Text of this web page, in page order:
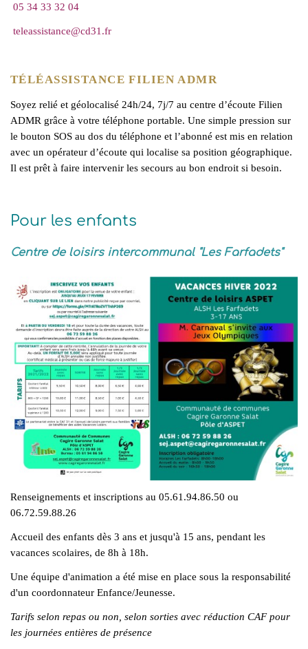
05 34 33 32 04
teleassistance@cd31.fr
TÉLÉASSISTANCE FILIEN ADMR
Soyez relié et géolocalisé 24h/24, 7j/7 au centre d’écoute Filien
ADMR grâce à votre téléphone portable. Une simple pression sur
le bouton SOS au dos du téléphone et l’abonné est mis en relation
avec un opérateur d’écoute qui localise sa position géographique.
Il est prêt à faire intervenir les secours au bon endroit si besoin.
Pour les enfants
Centre de loisirs intercommunal "Les Farfadets"
Renseignements et inscriptions au 05.61.94.86.50 ou
06.72.59.88.26
Accueil des enfants dès 3 ans et jusqu'à 15 ans, pendant les
vacances scolaires, de 8h à 18h.
Une équipe d'animation a été mise en place sous la responsabilité
d'un coordonnateur Enfance/Jeunesse.
Tarifs selon repas ou non, selon sorties avec réduction CAF pour
les journées entières de présence